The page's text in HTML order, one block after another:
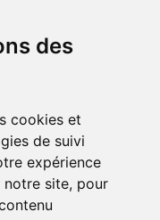
des
cookies et
de suivi
expérience
site, pour
sécurisé